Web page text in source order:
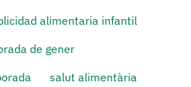
alimentaria infantil
de gener
salut alimentària